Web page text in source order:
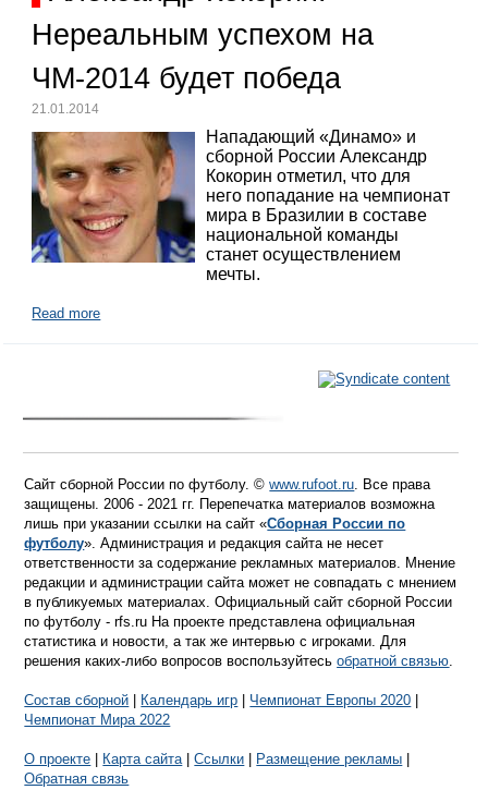
Нереальным успехом на
ЧМ-2014 будет победа
21.01.2014
Нападающий «Динамо» и
сборной России Александр
Кокорин отметил, что для
него попадание на чемпионат
мира в Бразилии в составе
национальной команды
станет осуществлением
мечты.
Read more
Сайт сборной России по футболу. ©www.rufoot.ru. Все права
защищены. 2006 - 2021 гг. Перепечатка материалов возможна
лишь при указании ссылки на сайт «Сборная России по
футболу». Администрация и редакция сайта не несет
ответственности за содержание рекламных материалов. Мнение
редакции и администрации сайта может не совпадать с мнением
в публикуемых материалах. Официальный сайт сборной России
по футболу - rfs.ru На проекте представлена официальная
статистика и новости, а так же интервью с игроками. Для
решения каких-либо вопросов воспользуйтесьобратной связью.
Состав сборной Календарь игр Чемпионат Европы 2020
Чемпионат Мира 2022
О проекте Карта сайта|Ссылки Размещение рекламы
Обратная связь